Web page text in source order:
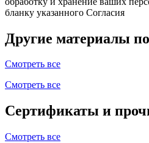
бланку указанного Согласия
Другие материалы
Смотреть все
Смотреть все
Сертификаты и
Смотреть все